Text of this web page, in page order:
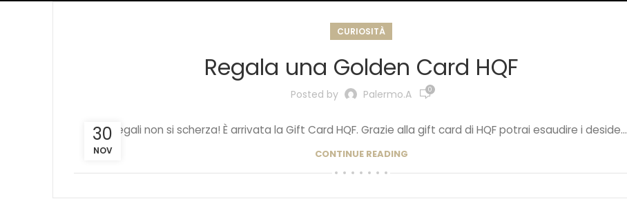
CURIOSITÀ
Regala una Golden Card HQF
Posted by Palermo.a 0
30
NOV
Sui regali non si scherza! È arrivata la Gift Card HQF. Grazie alla gift card di HQF potrai esaudire i deside...
CONTINUE READING